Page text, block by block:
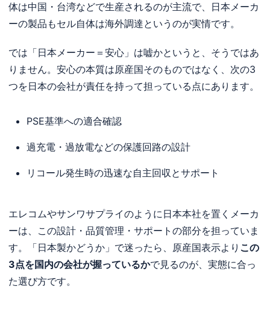
体は中国・台湾などで生産されるのが主流で、日本メーカ
ーの製品もセル自体は海外調達というのが実情です。
では「日本メーカー＝安心」は嘘かというと、そうではあ
りません。安心の本質は原産国そのものではなく、次の3
つを日本の会社が責任を持って担っている点にあります。
PSE基準への適合確認
過充電・過放電などの保護回路の設計
リコール発生時の迅速な自主回収とサポート
エレコムやサンワサプライのように日本本社を置くメーカ
ーは、この設計・品質管理・サポートの部分を担っていま
す。「日本製かどうか」で迷ったら、原産国表示より この
3点を国内の会社が握っているかで見るのが、実態に合っ
た選び方です。